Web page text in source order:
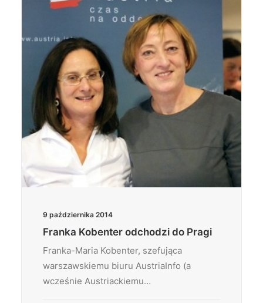
9 października 2014
Franka Kobenter odchodzi do Pragi
Franka-Maria Kobenter, szefująca
warszawskiemu biuru AustriaInfo (a
wcześnie Austriackiemu…